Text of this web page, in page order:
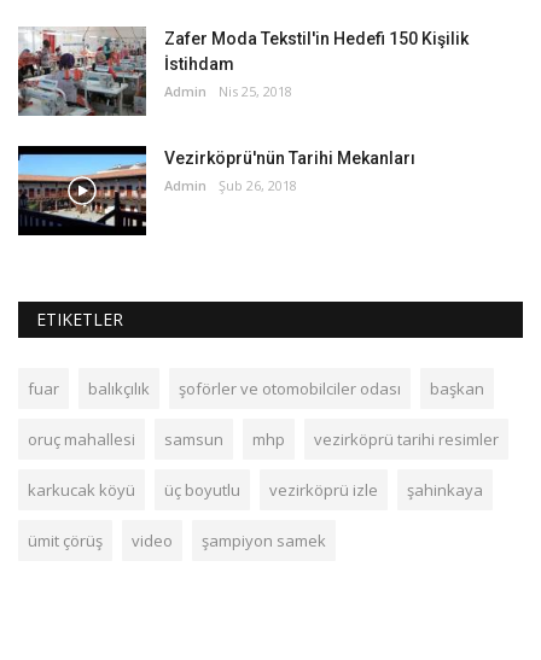
Zafer Moda Tekstil'in Hedefi 150 Kişilik
İstihdam
Admin Nis 25, 2018
Vezirköprü'nün Tarihi Mekanları
Admin Şub 26, 2018
ETIKETLER
fuar balıkçılık şoförler ve otomobilciler odası başkan
oruç mahallesi samsun mhp vezirköprü tarihi resimler
karkucak köyü üç boyutlu vezirköprü izle şahinkaya
ümit çörüş video şampiyon samek